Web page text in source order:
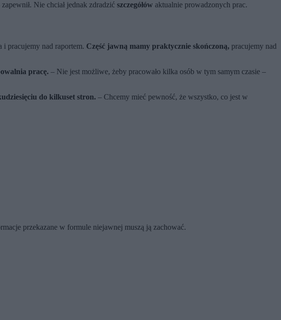
Nie chciał jednak zdradzić szczegółów aktualnie prowadzonych prac.
pracujemy nad raportem. Część jawną mamy praktycznie skończoną, pracujemy nad
pracę. – Nie jest możliwe, żeby pracowało kilka osób w tym samym czasie –
do kilkuset stron. – Chcemy mieć pewność, że wszystko, co jest w
przekazane w formule niejawnej muszą ją zachować.